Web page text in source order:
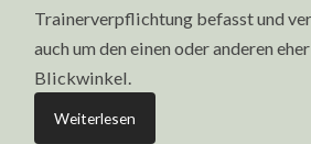
Trainerverpflichtung befasst und
auch um den einen oder anderen
Blickwinkel.
Weiterlesen